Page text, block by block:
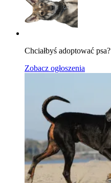
Chciałbyś adoptować psa?
Zobacz ogłoszenia